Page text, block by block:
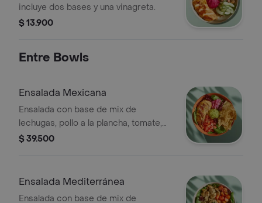
incluye dos bases y una vinagreta.
$ 13.900
Entre Bowls
Ensalada Mexicana
Ensalada con base de mix de
lechugas, pollo a la plancha, tomate,
cebolla encurtida, totopos,
$ 39.500
Ensalada Mediterránea
Ensalada con base de mix de